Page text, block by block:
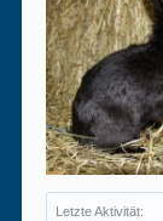
Letzte Aktivität: